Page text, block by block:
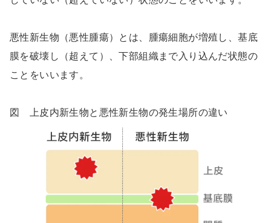
悪性新生物（悪性腫瘍）とは、腫瘍細胞が増殖し、基底
膜を破壊し（超えて）、下部組織まで入り込んだ状態の
ことをいいます。
図 上皮内新生物と悪性新生物の発生場所の違い